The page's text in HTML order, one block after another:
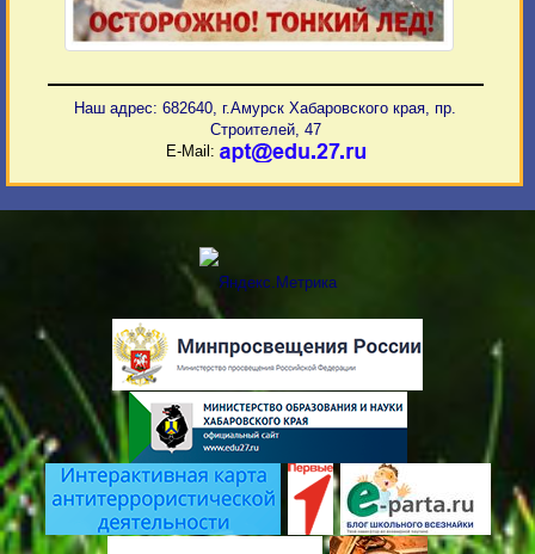
Наш адрес: 682640, г.Амурск Хабаровского края, пр.
Строителей, 47
E-Mail: